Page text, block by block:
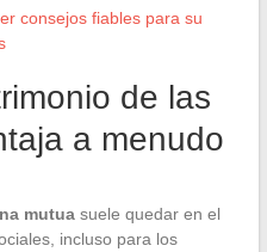
consejos fiables para su
de las
a menudo
mutuasuele quedar en el
incluso para los